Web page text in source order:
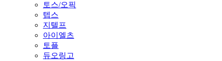
토스/오픽
텝스
지텔프
아이엘츠
토플
듀오링고